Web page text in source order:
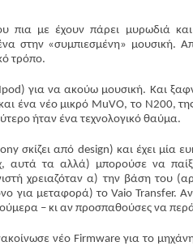
πια με έχουν πάρει μυρωδιά
στην «συμπιεσμένη»
τρόπο.
για να ακούω μουσική. Και
ένα νέο μικρό MuVO, το N200,
ήταν ένα τεχνολογικό θαύμα.
σκίζει από design) και έχει μία
τα αλλά) μπορούσε να
χρειαζόταν α) την βάση του
για μεταφορά) το Vaio Transfer.
– κι αν προσπαθούσες να
νέο Firmware για το